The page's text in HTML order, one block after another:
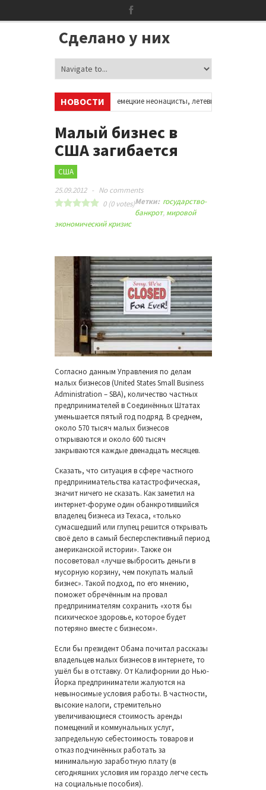
Сделано у них
НОВОСТИ
в соцсетях •
Немецкие неонацисты, летевшие на отдых в
Сотни бездомных мигрантов оккупировали аэропорт в Париже
Малый бизнес в
США загибается
США
25.09.2012 - No comments
0(0votes)Метки: государство-
банкрот, мировой
экономический кризис
Согласно данным Управления по делам
малых бизнесов (United States Small Business
Administration – SBA), количество частных
предпринимателей в Соединённых Штатах
уменьшается пятый год подряд. В среднем,
около 570 тысяч малых бизнесов
открываются и около 600 тысяч
закрываются каждые двенадцать месяцев.
Сказать, что ситуация в сфере частного
предпринимательства катастрофическая,
значит ничего не сказать. Как заметил на
интернет-форуме один обанкротившийся
владелец бизнеса из Техаса, «только
сумасшедший или глупец решится открывать
своё дело в самый бесперспективный период
американской истории». Также он
посоветовал «лучше выбросить деньги в
мусорную корзину, чем покупать малый
бизнес». Такой подход, по его мнению,
поможет обречённым на провал
предпринимателям сохранить «хотя бы
психическое здоровье, которое будет
потеряно вместе с бизнесом».
Если бы президент Обама почитал рассказы
владельцев малых бизнесов в интернете, то
ушёл бы в отставку. От Калифорнии до Нью-
Йорка предприниматели жалуются на
невыносимые условия работы. В частности,
высокие налоги, стремительно
увеличивающиеся стоимость аренды
помещений и коммунальных услуг,
запредельную себестоимость товаров и
отказ подчинённых работать за
минимальную заработную плату (в
сегодняшних условия им гораздо легче сесть
на социальные пособия).